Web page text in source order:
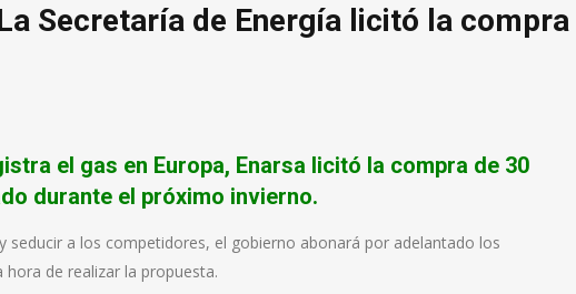
Secretaría de Energía licitó la compra
el gas en Europa, Enarsa licitó la compra de 30
durante el próximo invierno.
a los competidores, el gobierno abonará por adelantado los
de realizar la propuesta.